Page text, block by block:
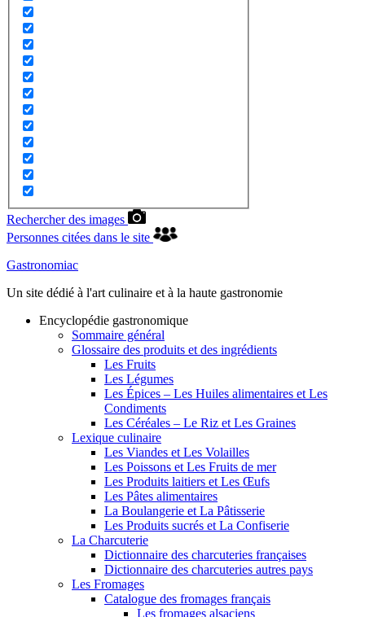
Rechercher des images
Personnes citées dans le site
Gastronomiac
Un site dédié à l'art culinaire et à la haute gastronomie
Encyclopédie gastronomique
Sommaire général
Glossaire des produits et des ingrédients
Les Fruits
Les Légumes
Les Épices – Les Huiles alimentaires et Les
Condiments
Les Céréales – Le Riz et Les Graines
Lexique culinaire
Les Viandes et Les Volailles
Les Poissons et Les Fruits de mer
Les Produits laitiers et Les Œufs
Les Pâtes alimentaires
La Boulangerie et La Pâtisserie
Les Produits sucrés et La Confiserie
La Charcuterie
Dictionnaire des charcuteries françaises
Dictionnaire des charcuteries autres pays
Les Fromages
Catalogue des fromages français
Les fromages alsaciens